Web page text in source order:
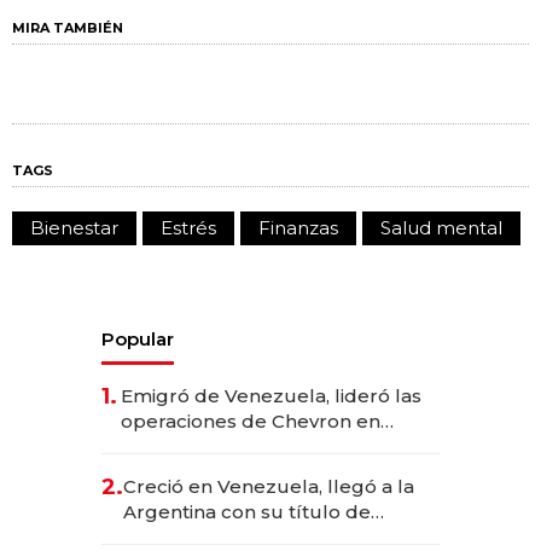
MIRA TAMBIÉN
TAGS
Bienestar Estrés Finanzas Salud mental
Popular
1. Emigró de Venezuela, lideró las
operaciones de Chevron en
2.Creció en Venezuela, llegó a la
Argentina con su título de